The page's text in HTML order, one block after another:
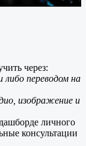
через:
либо переводом на
изображение и
личного
консультации